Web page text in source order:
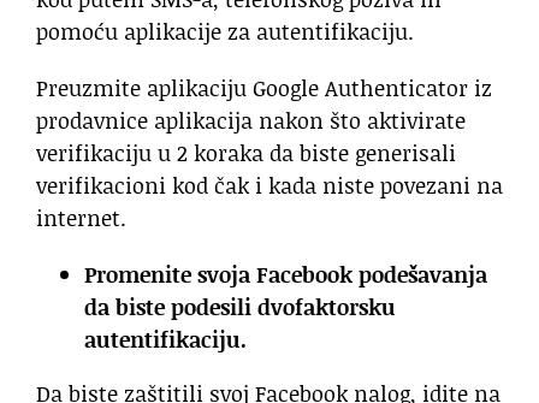
pomoću aplikacije za autentifikaciju.
Preuzmite aplikaciju Google Authenticator iz
prodavnice aplikacija nakon što aktivirate
verifikaciju u 2 koraka da biste generisali
verifikacioni kod čak i kada niste povezani na
internet.
Promenite svoja Facebook podešavanja
da biste podesili dvofaktorsku
autentifikaciju.
Da biste zaštitili svoj Facebook nalog, idite na